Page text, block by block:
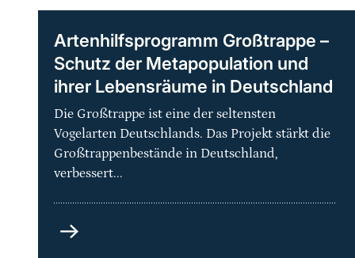
Praxisorientierte
im
ökologischen
Trassenmanagement
Artenhilfsprogramm Großtrappe –
Schutz der Metapopulation und
ihrer Lebensräume in Deutschland
Die Großtrappe ist eine der seltensten
Vogelarten Deutschlands. Das Projekt stärkt die
Großtrappenbestände in Deutschland,
verbessert...
Artenhilfsprogramm